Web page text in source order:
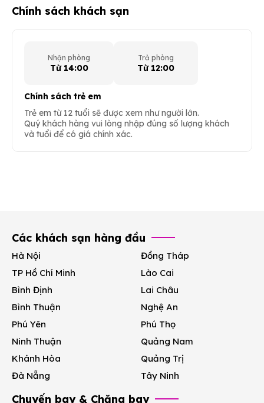
Chính sách khách sạn
Nhận phòng
Từ 14:00
Trả phòng
Từ 12:00
Chính sách trẻ em
Trẻ em từ 12 tuổi sẽ được xem như người lớn.
Quý khách hàng vui lòng nhập đúng số lượng khách
và tuổi để có giá chính xác.
Các khách sạn hàng đầu
Hà Nội
TP Hồ Chí Minh
Bình Định
Bình Thuận
Phú Yên
Ninh Thuận
Khánh Hòa
Đà Nẵng
Đồng Tháp
Lào Cai
Lai Châu
Nghệ An
Phú Thọ
Quảng Nam
Quảng Trị
Tây Ninh
Chuyến bay & Chặng bay